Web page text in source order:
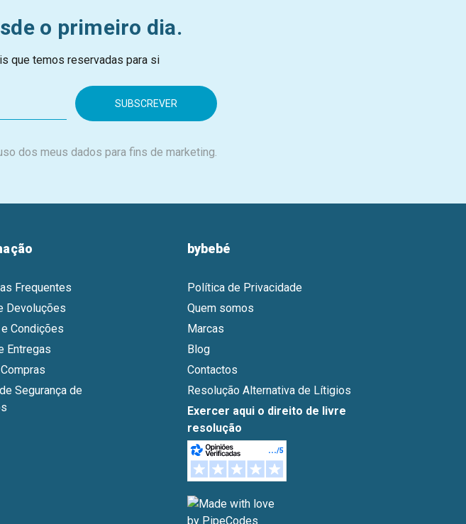
o primeiro dia.
que temos reservadas para si
dos meus dados para fins de marketing.
Frequentes
Devoluções
Condições
Entregas
Segurança de
bybebé
Política de Privacidade
Quem somos
Marcas
Blog
Contactos
Resolução Alternativa de Lítigios
Exercer aqui o direito de livre
resolução